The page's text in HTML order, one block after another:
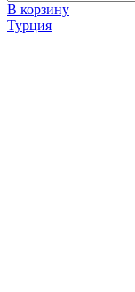
В корзину
Турция